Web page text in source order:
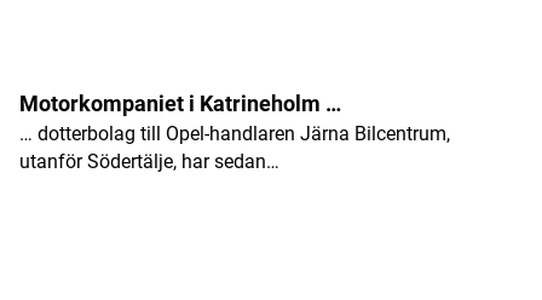
E-postadress*
Motorkompaniet i Katrineholm …
… dotterbolag till Opel-handlaren Järna Bilcentrum,
utanför Södertälje, har sedan…